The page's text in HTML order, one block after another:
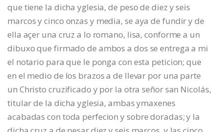
que tiene la dicha yglesia, de peso de diez y seis
marcos y cinco onzas y media, se aya de fundir y de
ella açer una cruz a lo romano, lisa, conforme a un
dibuxo que firmado de ambos a dos se entrega a mi
el notario para que le ponga con esta peticion; que
en el medio de los brazos a de llevar por una parte
un Christo cruzificado y por la otra señor san Nicolás,
titular de la dicha yglesia, ambas ymaxenes
acabadas con toda perfecion y sobre doradas; y la